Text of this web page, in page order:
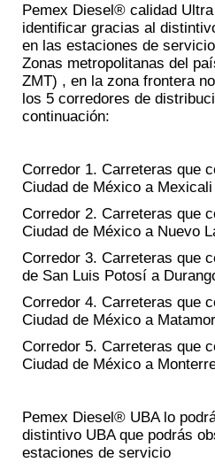
Pemex Diesel® calidad
identificar gracias al
en las estaciones de
Zonas metropolitanas del
ZMT) , en la zona frontera
los 5 corredores de
continuación:
Corredor 1. Carreteras que
Ciudad de México a
Corredor 2. Carreteras que
Ciudad de México a Nuevo
Corredor 3. Carreteras que
de San Luis Potosí a
Corredor 4. Carreteras que
Ciudad de México a
Corredor 5. Carreteras que
Ciudad de México a
Pemex Diesel® UBA lo
distintivo UBA que podrás
estaciones de servicio